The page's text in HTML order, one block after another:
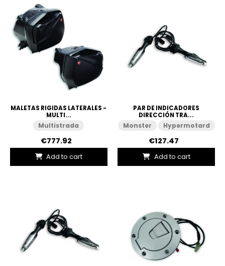
MALETAS RIGIDAS LATERALES -
MULTI...
Multistrada
€777.92
Add to cart
PAR DE INDICADORES
DIRECCIÓN TRA...
Monster Hypermotard
€127.47
Add to cart